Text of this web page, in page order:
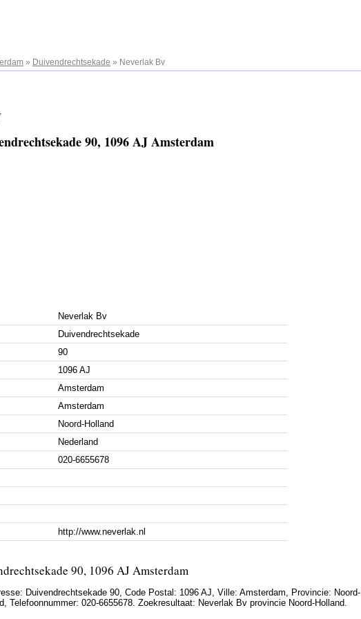
» Duivendrechtsekade » Neverlak Bv
90, 1096 AJ Amsterdam
Neverlak Bv
Duivendrechtsekade
90
1096 AJ
Amsterdam
Amsterdam
Noord-Holland
Nederland
020-6655678
http://www.neverlak.nl
90, 1096 AJ Amsterdam
Duivendrechtsekade 90, Code Postal: 1096 AJ, Ville: Amsterdam, Provincie: Noord-
, Telefoonnummer: 020-6655678. Zoekresultaat: Neverlak Bv provincie Noord-Holland.